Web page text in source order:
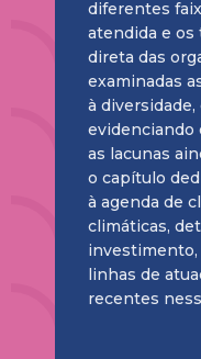
diferentes
atendida e
direta das
examinadas
à diversidade,
evidenciando
as lacunas
o capítulo
à agenda de
climáticas,
linhas de
recentes